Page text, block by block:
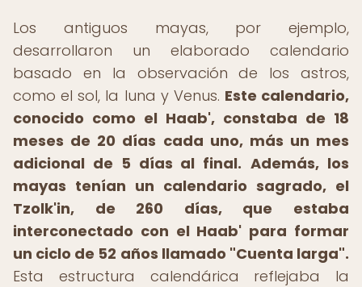
Los antiguos mayas, por ejemplo,
desarrollaron un elaborado calendario
basado en la observación de los astros,
como el sol, la luna y Venus. Este calendario,
conocido como el Haab', constaba de 18
meses de 20 días cada uno, más un mes
adicional de 5 días al final. Además, los
mayas tenían un calendario sagrado, el
Tzolk'in, de 260 días, que estaba
interconectado con el Haab' para formar
un ciclo de 52 años llamado "Cuenta larga".
Esta estructura calendárica reflejaba la